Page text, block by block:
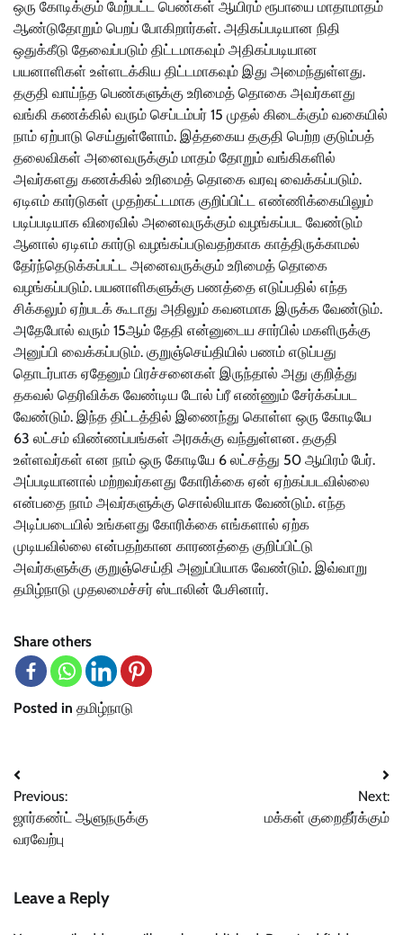
ஒரு கோடிக்கும் மேற்பட்ட பெண்கள் ஆயிரம் ரூபாயை மாதாமாதம்
ஆண்டுதோறும் பெறப் போகிறார்கள். அதிகப்படியான நிதி
ஒதுக்கீடு தேவைப்படும் திட்டமாகவும் அதிகப்படியான
பயனாளிகள் உள்ளடக்கிய திட்டமாகவும் இது அமைந்துள்ளது.
தகுதி வாய்ந்த பெண்களுக்கு உரிமைத் தொகை அவர்களது
வங்கி கணக்கில் வரும் செப்டம்பர் 15 முதல் கிடைக்கும் வகையில்
நாம் ஏற்பாடு செய்துள்ளோம். இத்தகைய தகுதி பெற்ற குடும்பத்
தலைவிகள் அனைவருக்கும் மாதம் தோறும் வங்கிகளில்
அவர்களது கணக்கில் உரிமைத் தொகை வரவு வைக்கப்படும்.
ஏடிஎம் கார்டுகள் முதற்கட்டமாக குறிப்பிட்ட எண்ணிக்கையிலும்
படிப்படியாக விரைவில் அனைவருக்கும் வழங்கப்பட வேண்டும்
ஆனால் ஏடிஎம் கார்டு வழங்கப்படுவதற்காக காத்திருக்காமல்
தேர்ந்தெடுக்கப்பட்ட அனைவருக்கும் உரிமைத் தொகை
வழங்கப்படும். பயனாளிகளுக்கு பணத்தை எடுப்பதில் எந்த
சிக்கலும் ஏற்படக் கூடாது அதிலும் கவனமாக இருக்க வேண்டும்.
அதேபோல் வரும் 15ஆம் தேதி என்னுடைய சார்பில் மகளிருக்கு
அனுப்பி வைக்கப்படும். குறுஞ்செய்தியில் பணம் எடுப்பது
தொடர்பாக ஏதேனும் பிரச்சனைகள் இருந்தால் அது குறித்து
தகவல் தெரிவிக்க வேண்டிய டோல் ப்ரீ எண்ணும் சேர்க்கப்பட
வேண்டும். இந்த திட்டத்தில் இணைந்து கொள்ள ஒரு கோடியே
63 லட்சம் விண்ணப்பங்கள் அரசுக்கு வந்துள்ளன. தகுதி
உள்ளவர்கள் என நாம் ஒரு கோடியே 6 லட்சத்து 50 ஆயிரம் பேர்.
அப்படியானால் மற்றவர்களது கோரிக்கை ஏன் ஏற்கப்படவில்லை
என்பதை நாம் அவர்களுக்கு சொல்லியாக வேண்டும். எந்த
அடிப்படையில் உங்களது கோரிக்கை எங்களால் ஏற்க
முடியவில்லை என்பதற்கான காரணத்தை குறிப்பிட்டு
அவர்களுக்கு குறுஞ்செய்தி அனுப்பியாக வேண்டும். இவ்வாறு
தமிழ்நாடு முதலமைச்சர் ஸ்டாலின் பேசினார்.
Share others
Posted in தமிழ்நாடு
Post
navigation
Previous:
ஜார்கண்ட் ஆளுநருக்கு
வரவேற்பு
Next:
மக்கள் குறைதீர்க்கும்
Leave a Reply